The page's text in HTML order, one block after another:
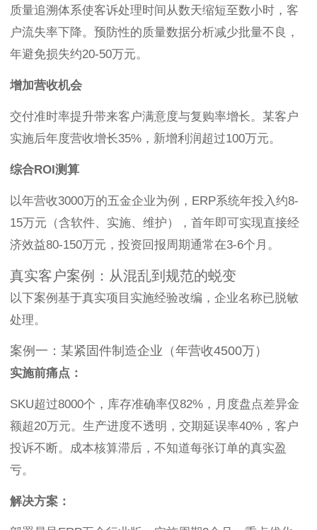
质量追溯体系使客诉处理时间从数天缩短至数小时，客
户流失率下降。预防性的质量数据分析减少批量不良，
年避免损失约20-50万元。
增加营收机会
交付准时率提升带来客户满意度与复购率增长。某客户
实施后年度营收增长35%，新增利润超过100万元。
综合ROI测算
以年营收3000万的五金企业为例，ERP系统年投入约8-
15万元（含软件、实施、维护），首年即可实现直接经
济效益80-150万元，投资回报周期通常在3-6个月。
真实客户案例：从混乱到规范的蜕变
以下案例基于真实项目实施经验改编，企业名称已脱敏
处理。
案例一：某紧固件制造企业（年营收4500万）
实施前痛点：
SKU超过8000个，库存准确率仅82%，月度盘点差异金
额超20万元。生产进度不透明，交期延误率40%，客户
投诉不断。成本核算滞后，不知道每张订单的真实盈
亏。
解决方案：